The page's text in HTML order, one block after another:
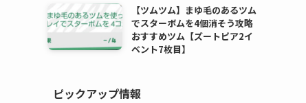
【ツムツム】まゆ毛のあるツム
でスターボムを4個消そう攻略
おすすめツム【ズートピア2イ
ベント7枚目】
ピックアップ情報